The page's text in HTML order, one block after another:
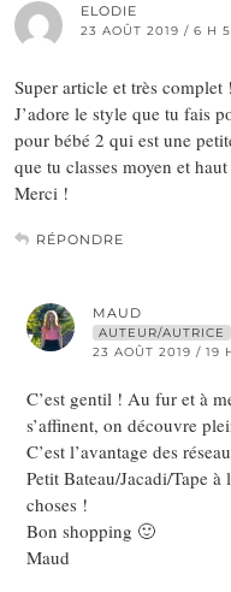
ELODIE
23 AOÛT 2019 / 6 H
Super article et très complet
J’adore le style que tu fais
pour bébé 2 qui est une
que tu classes moyen et
Merci !
RÉPONDRE
MAUD
AUTEUR/AUTRICE
23 AOÛT 2019 / 19
C’est gentil ! Au fur et à
s’affinent, on découvre
C’est l’avantage des
Petit Bateau/Jacadi/Tape
choses !
Bon shopping 🙂
Maud